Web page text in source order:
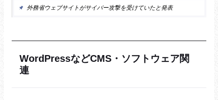
外務省ウェブサイトがサイバー攻撃を受けていたと発表
WordPressなどCMS・ソフトウェア関
連